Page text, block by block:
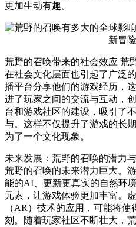
更加生动有趣。
荒野的召唤带来的社会效应 荒
在社会文化层面也引起了广泛
播平台分享他们的游戏经历，
进了玩家之间的交流与互动，
台和游戏社区的建设，吸引了
与。这样不仅提升了游戏的长
为了一个文化现象。
未来发展：荒野的召唤的潜力
荒野的召唤的未来潜力巨大。
能的AI、更新更真实的自然环
元素，让游戏体验更加丰富。
（AR）技术的应用，可能将
刻。随着玩家社区不断壮大，